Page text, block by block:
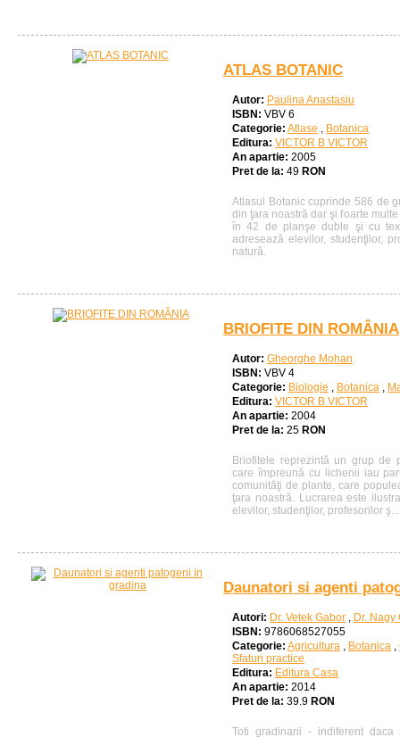
ATLAS BOTANIC
Autor: Paulina Anastasiu
ISBN: VBV 6
Categorie: Atlase , Botanica
Editura: VICTOR B VICTOR
An apartie: 2005
Pret de la: 49 RON
Atlasul Botanic cuprinde 586 de
din ţara noastră dar şi foarte
în 42 de planşe duble şi cu
adresează elevilor, studenţilor,
natură.
BRIOFITE DIN ROMÂNIA
Autor: Gheorghe Mohan
ISBN: VBV 4
Categorie: Biologie , Botanica ,
Editura: VICTOR B VICTOR
An apartie: 2004
Pret de la: 25 RON
Briofitele reprezintă un grup de
care împreună cu lichenii iau
comunităţi de plante, care
ţara noastră. Lucrarea este
elevilor, studenţilor, profesorilor ş...
Daunatori si agenti
Autori: Dr. Vetek Gabor , Dr. Nagy
ISBN: 9786068527055
Categorie: Agricultura , Botanica ,
Sfaturi practice
Editura: Editura Casa
An apartie: 2014
Pret de la: 39.9 RON
Toti gradinarii - indiferent daca